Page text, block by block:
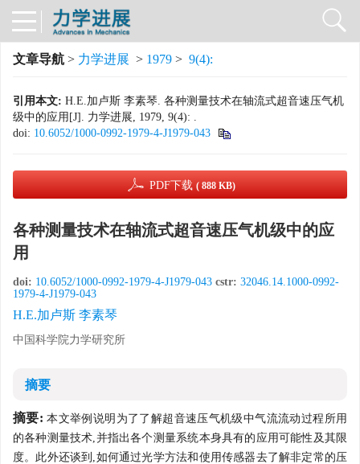
文章导航 > 力学进展 > 1979 > 9(4):
引用本文: H.E.加卢斯 李素琴. 各种测量技术在轴流式超音速压气机
级中的应用[J]. 力学进展, 1979, 9(4): .
doi: 10.6052/1000-0992-1979-4-J1979-043
PDF下载 ( 888 KB)
各种测量技术在轴流式超音速压气机级中的应
用
doi: 10.6052/1000-0992-1979-4-J1979-043 cstr: 32046.14.1000-0992-
1979-4-J1979-043
H.E.加卢斯 李素琴
中国科学院力学研究所
摘要
摘要: 本文举例说明为了了解超音速压气机级中气流流动过程所用
的各种测量技术,并指出各个测量系统本身具有的应用可能性及其限
度。此外还谈到,如何通过光学方法和使用传感器去了解非定常的压